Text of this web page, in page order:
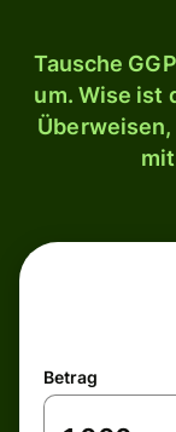
Tausche
um. Wise ist
Betrag